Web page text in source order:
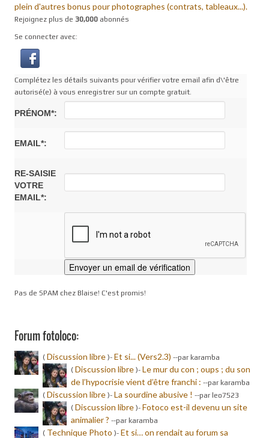
plein d'autres bonus pour photographes (contrats, tableaux...).
Rejoignez plus de 30,000 abonnés
Se connecter avec:
Complétez les détails suivants pour vérifier votre email afin d\'être
autorisé(e) à vous enregistrer sur un compte gratuit.
PRÉNOM*:
EMAIL*:
RE-SAISIE
VOTRE
EMAIL*:
Pas de SPAM chez Blaise! C'est promis!
Forum fotoloco:
( Discussion libre )- Et si... (Vers2.3) --par karamba
( Discussion libre )- Le mur du con ; oups ; du son
de l’hypocrisie vient d’être franchi : --par karamba
( Discussion libre )- La sourdine abusive ! --par leo7523
( Discussion libre )- Fotoco est-il devenu un site
animalier ? --par karamba
( Technique Photo )- Et si… on rendait au forum sa